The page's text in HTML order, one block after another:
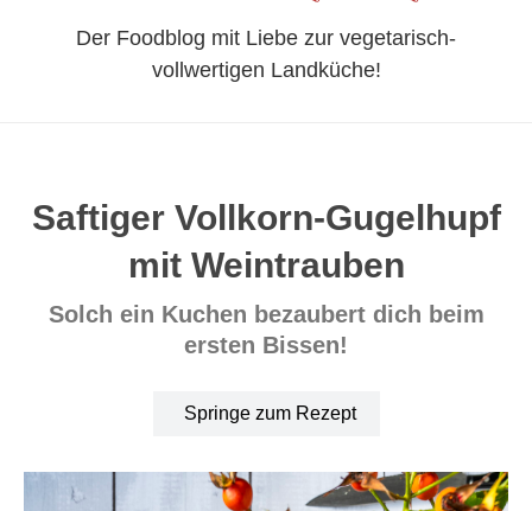
Der Foodblog mit Liebe zur vegetarisch-
vollwertigen Landküche!
Saftiger Vollkorn-Gugelhupf
mit Weintrauben
Solch ein Kuchen bezaubert dich beim
ersten Bissen!
Springe zum Rezept